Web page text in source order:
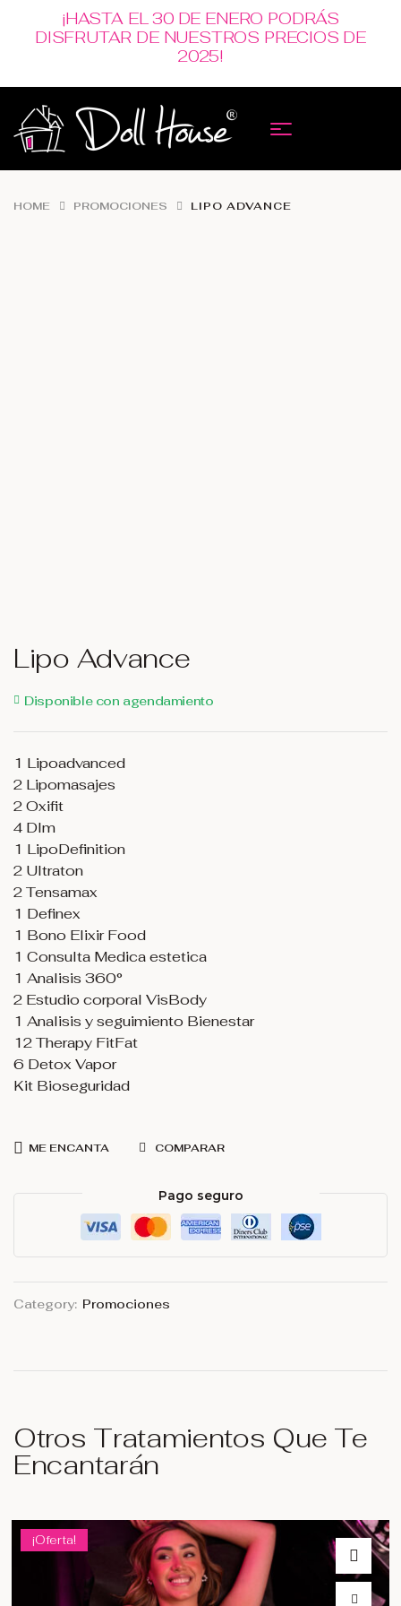
¡HASTA EL 30 DE ENERO PODRÁS
DISFRUTAR DE NUESTROS PRECIOS DE
2025!
HOME PROMOCIONES LIPO ADVANCE
Lipo Advance
Disponible con agendamiento
1 Lipoadvanced
2 Lipomasajes
2 Oxifit
4 DIm
1 LipoDefinition
2 Ultraton
2 Tensamax
1 Definex
1 Bono Elixir Food
1 Consulta Medica estetica
1 Analisis 360°
2 Estudio corporal VisBody
1 Analisis y seguimiento Bienestar
12 Therapy FitFat
6 Detox Vapor
Kit Bioseguridad
ME ENCANTA COMPARAR
Pago seguro
Category: Promociones
Otros Tratamientos Que Te
Encantarán
¡Oferta!